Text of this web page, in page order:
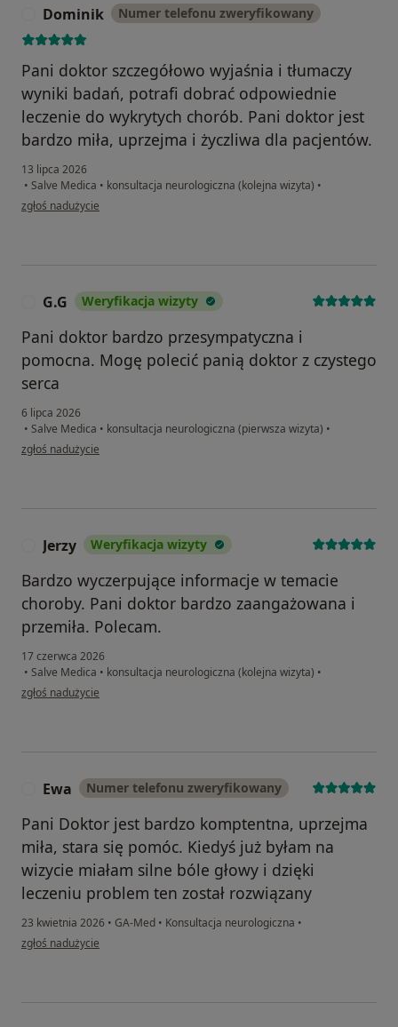
Dominik Numer telefonu zweryfikowany
Pani doktor szczegółowo wyjaśnia i tłumaczy
wyniki badań, potrafi dobrać odpowiednie
leczenie do wykrytych chorób. Pani doktor jest
bardzo miła, uprzejma i życzliwa dla pacjentów.
13 lipca 2026
• Salve Medica • konsultacja neurologiczna (kolejna wizyta) •
w opinii użytkownika Dominik
zgłoś nadużycie
G.G Weryfikacja wizyty
Pani doktor bardzo przesympatyczna i
pomocna. Mogę polecić panią doktor z czystego
serca
6 lipca 2026
• Salve Medica • konsultacja neurologiczna (pierwsza wizyta) •
w opinii użytkownika G.G
zgłoś nadużycie
Jerzy Weryfikacja wizyty
Bardzo wyczerpujące informacje w temacie
choroby. Pani doktor bardzo zaangażowana i
przemiła. Polecam.
17 czerwca 2026
• Salve Medica • konsultacja neurologiczna (kolejna wizyta) •
w opinii użytkownika Jerzy
zgłoś nadużycie
Ewa Numer telefonu zweryfikowany
Pani Doktor jest bardzo komptentna, uprzejma
miła, stara się pomóc. Kiedyś już byłam na
wizycie miałam silne bóle głowy i dzięki
leczeniu problem ten został rozwiązany
23 kwietnia 2026 • GA-Med • Konsultacja neurologiczna •
w opinii użytkownika Ewa
zgłoś nadużycie